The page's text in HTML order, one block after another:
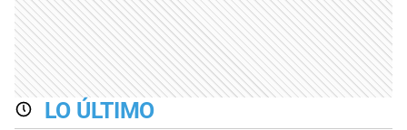
LO ÚLTIMO